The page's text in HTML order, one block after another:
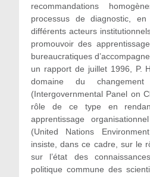
recommandations
processus de diagnostic, en
différents acteurs
promouvoir des
bureaucratiques
un rapport de juillet 1996, P.
domaine du
(Intergovernmental Panel on
rôle de ce type en
apprentissage
(United Nations
insiste, dans ce cadre, sur le
sur l’état des
politique commune des